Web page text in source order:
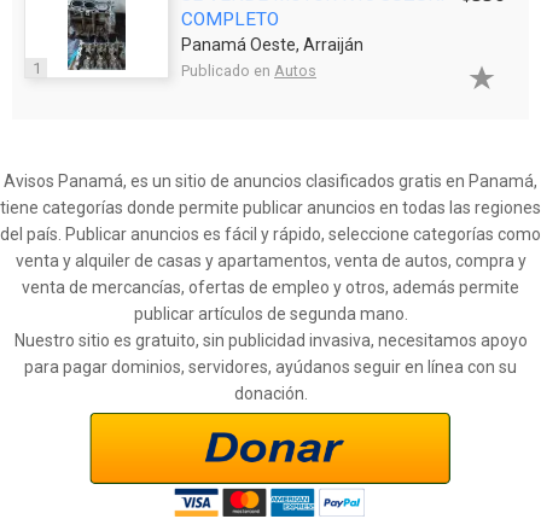
1
COMPLETO
Panamá Oeste, Arraiján
Publicado en Autos
Avisos Panamá, es un sitio de anuncios clasificados gratis en Panamá,
tiene categorías donde permite publicar anuncios en todas las regiones
del país. Publicar anuncios es fácil y rápido, seleccione categorías como
venta y alquiler de casas y apartamentos, venta de autos, compra y
venta de mercancías, ofertas de empleo y otros, además permite
publicar artículos de segunda mano.
Nuestro sitio es gratuito, sin publicidad invasiva, necesitamos apoyo
para pagar dominios, servidores, ayúdanos seguir en línea con su
donación.